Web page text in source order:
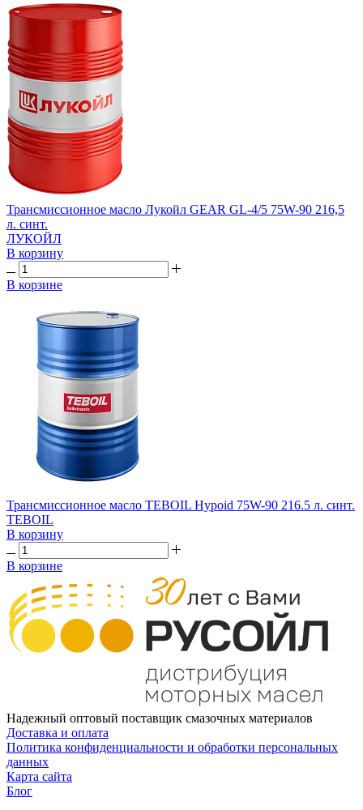
Трансмиссионное масло Лукойл GEAR GL-4/5 75W-90 216,5
л. синт.
ЛУКОЙЛ
В корзину
В корзине
Трансмиссионное масло TEBOIL Hypoid 75W-90 216.5 л. синт.
TEBOIL
В корзину
В корзине
Надежный оптовый поставщик смазочных материалов
Доставка и оплата
Политика конфиденциальности и обработки персональных
данных
Карта сайта
Блог